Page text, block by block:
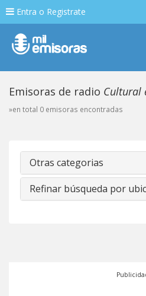
Entra o Registrate
Emisoras de radio Cultural
»en total 0 emisoras encontradas
Otras categorias
Refinar búsqueda por